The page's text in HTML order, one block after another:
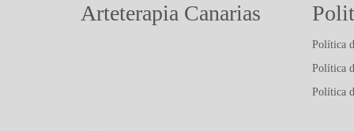
Arteterapia Canarias
Política
Política
Política